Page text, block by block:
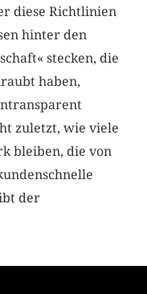
diese Richtlinien
hinter den
stecken, die
haben,
zuletzt, wie viele
bleiben, die von
der